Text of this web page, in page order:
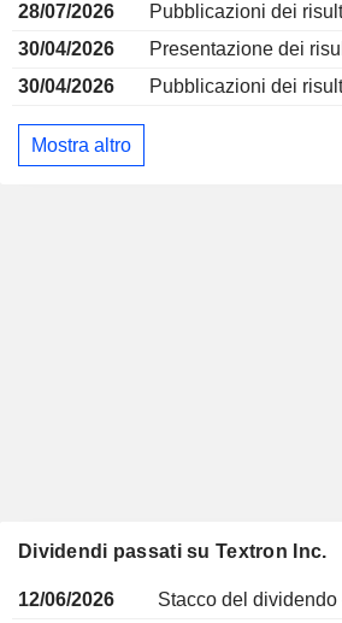
28/07/2026
Pubblicazioni dei
30/04/2026
Presentazione dei
30/04/2026
Pubblicazioni dei
Mostra altro
Dividendi passati su Textron Inc.
12/06/2026
Stacco del dividendo